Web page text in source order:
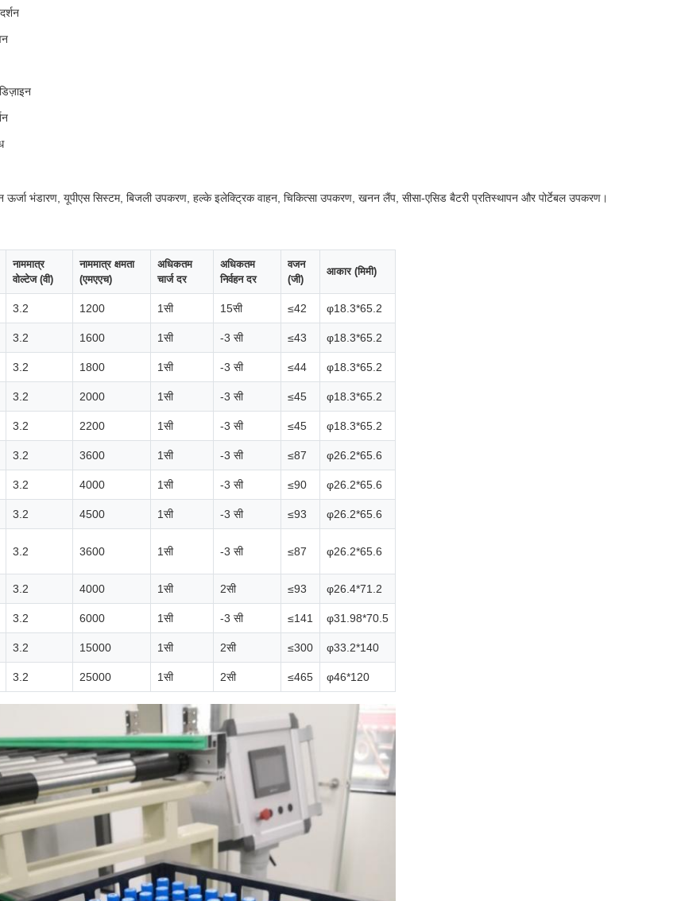
ऊर्जा भंडारण, यूपीएस सिस्टम, बिजली उपकरण, हल्के इलेक्ट्रिक वाहन, चिकित्सा उपकरण, खनन लैंप, सीसा-एसिड बैटरी प्रतिस्थापन और पोर्टेबल उपकरण।
नाममात्र
वोल्टेज (वी)
नाममात्र क्षमता
(एमएएच)
अधिकतम
चार्ज दर
अधिकतम
निर्वहन दर
वजन
(जी)
आकार (मिमी)
3.2 1200 1सी 15सी ≤42 φ18.3*65.2
3.2 1600 1सी -3 सी ≤43 φ18.3*65.2
3.2 1800 1सी -3 सी ≤44 φ18.3*65.2
3.2 2000 1सी -3 सी ≤45 φ18.3*65.2
3.2 2200 1सी -3 सी ≤45 φ18.3*65.2
3.2 3600 1सी -3 सी ≤87 φ26.2*65.6
3.2 4000 1सी -3 सी ≤90 φ26.2*65.6
3.2 4500 1सी -3 सी ≤93 φ26.2*65.6
3.2 3600 1सी -3 सी ≤87 φ26.2*65.6
3.2 4000 1सी 2सी ≤93 φ26.4*71.2
3.2 6000 1सी -3 सी ≤141 φ31.98*70.5
3.2 15000 1सी 2सी ≤300 φ33.2*140
3.2 25000 1सी 2सी ≤465 φ46*120